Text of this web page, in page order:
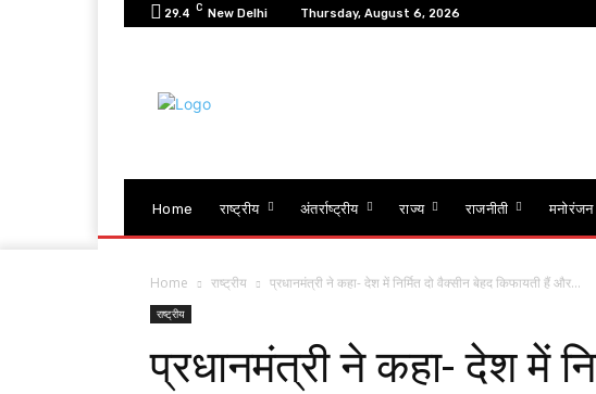
29.4 C New Delhi Thursday, August 6, 2026
Home राष्ट्रीय अंतर्राष्ट्रीय राज्य राजनीती मनोरंजन
Home राष्ट्रीय प्रधानमंत्री ने कहा- देश में निर्मित दो वैक्‍सीन बेहद किफायती हैं और...
राष्ट्रीय
प्रधानमंत्री ने कहा- देश में